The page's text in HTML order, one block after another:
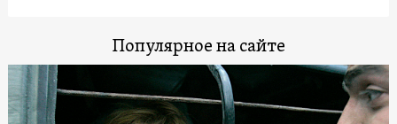
Популярное на сайте